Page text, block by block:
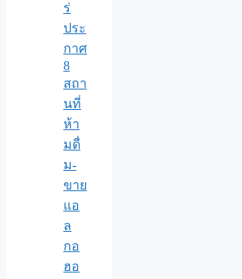
ร่
ประ
กาศ
8
สถา
นที่
ห้า
มดื่
ม-
ขาย
แอ
ล
กอ
ฮอ